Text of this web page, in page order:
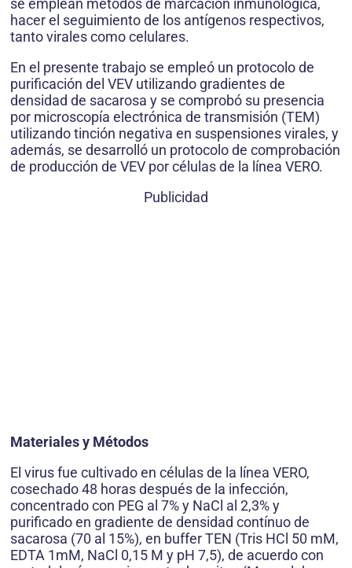
se emplean métodos de marcación inmunológica,
hacer el seguimiento de los antígenos respectivos,
tanto virales como celulares.
En el presente trabajo se empleó un protocolo de
purificación del VEV utilizando gradientes de
densidad de sacarosa y se comprobó su presencia
por microscopía electrónica de transmisión (TEM)
utilizando tinción negativa en suspensiones virales, y
además, se desarrolló un protocolo de comprobación
de producción de VEV por células de la línea VERO.
Publicidad
Materiales y Métodos
El virus fue cultivado en células de la línea VERO,
cosechado 48 horas después de la infección,
concentrado con PEG al 7% y NaCl al 2,3% y
purificado en gradiente de densidad contínuo de
sacarosa (70 al 15%), en buffer TEN (Tris HCl 50 mM,
EDTA 1mM, NaCl 0,15 M y pH 7,5), de acuerdo con